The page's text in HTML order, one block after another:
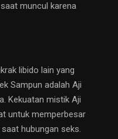
muncul karena
libido lain yang
Sampun adalah Aji
Kekuatan mistik Aji
untuk memperbesar
hubungan seks.